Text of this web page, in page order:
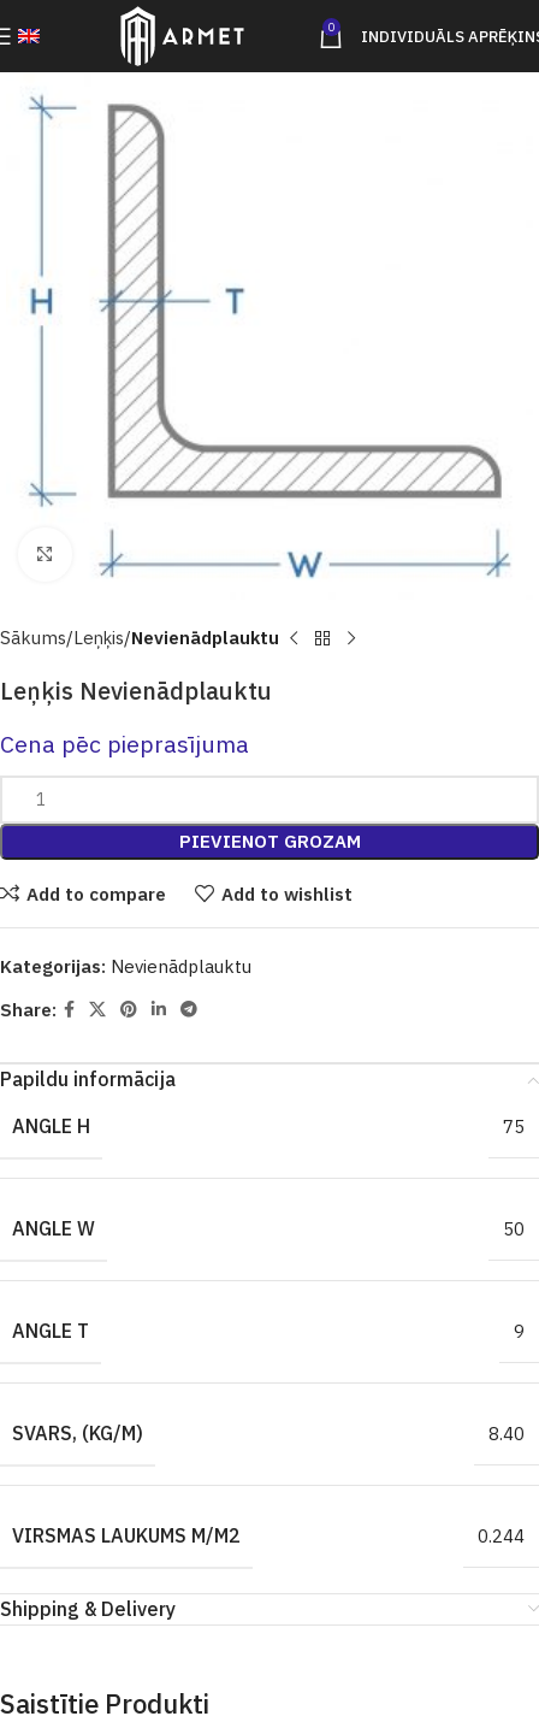
0 INDIVIDUĀLS
Click to enlarge
Sākums Leņķis Nevienādplauktu
Leņķis Nevienādplauktu
Cena pēc pieprasījuma
PIEVIENOT GROZAM
Add to compare Add to wishlist
Kategorijas: Nevienādplauktu
Share:
Papildu informācija
ANGLE H
75
ANGLE W 50
ANGLE T 9
SVARS, (KG/M) 8.40
VIRSMAS LAUKUMS M/M2 0.244
Shipping & Delivery
Saistītie Produkti